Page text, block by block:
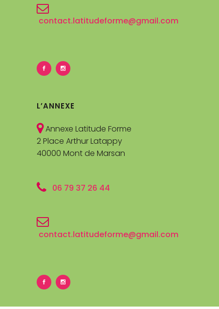
contact.latitudeforme@gmail.com
L’ANNEXE
Annexe Latitude Forme
2 Place Arthur Latappy
40000 Mont de Marsan
06 79 37 26 44
contact.latitudeforme@gmail.com